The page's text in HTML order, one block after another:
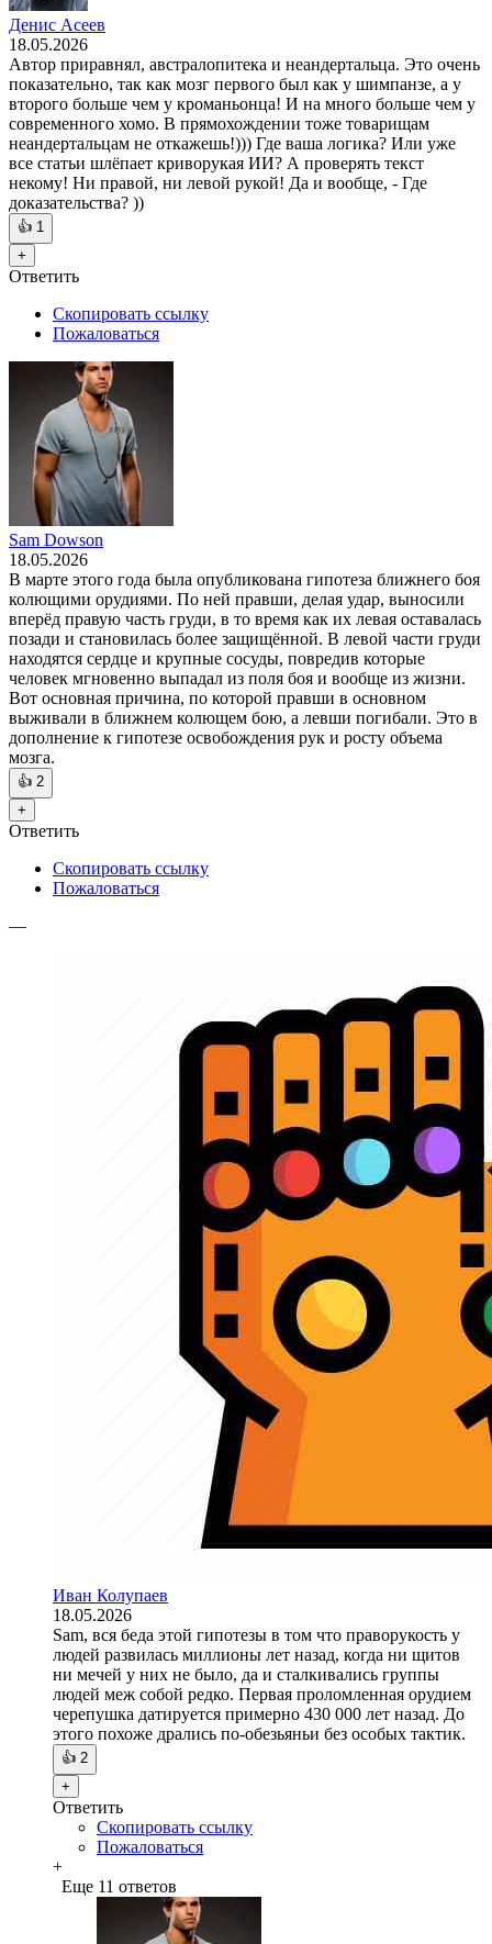
Денис Асеев
18.05.2026
Автор приравнял, австралопитека и неандертальца. Это очень
показательно, так как мозг первого был как у шимпанзе, а у
второго больше чем у кроманьонца! И на много больше чем у
современного хомо. В прямохождении тоже товарищам
неандертальцам не откажешь!))) Где ваша логика? Или уже
все статьи шлёпает криворукая ИИ? А проверять текст
некому! Ни правой, ни левой рукой! Да и вообще, - Где
доказательства? ))
👍 1
+
Ответить
Скопировать ссылку
Пожаловаться
Sam Dowson
18.05.2026
В марте этого года была опубликована гипотеза ближнего боя
колющими орудиями. По ней правши, делая удар, выносили
вперёд правую часть груди, в то время как их левая оставалась
позади и становилась более защищённой. В левой части груди
находятся сердце и крупные сосуды, повредив которые
человек мгновенно выпадал из поля боя и вообще из жизни.
Вот основная причина, по которой правши в основном
выживали в ближнем колющем бою, а левши погибали. Это в
дополнение к гипотезе освобождения рук и росту объема
мозга.
👍 2
+
Ответить
Скопировать ссылку
Пожаловаться
—
Иван Колупаев
18.05.2026
Sam, вся беда этой гипотезы в том что праворукость у
людей развилась миллионы лет назад, когда ни щитов
ни мечей у них не было, да и сталкивались группы
людей меж собой редко. Первая проломленная орудием
черепушка датируется примерно 430 000 лет назад. До
этого похоже дрались по-обезьяньи без особых тактик.
👍 2
+
Ответить
Скопировать ссылку
Пожаловаться
+
Еще 11 ответов